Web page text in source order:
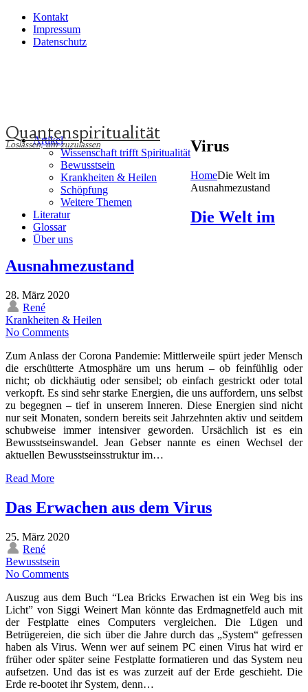
Kontakt
Impressum
Datenschutz
Quantenspiritualität
Artikel
Wissenschaft trifft Spiritualität
Bewusstsein
Krankheiten & Heilen
Schöpfung
Weitere Themen
Literatur
Glossar
Über uns
Virus
HomeDie Welt im
Ausnahmezustand
Die Welt im
Ausnahmezustand
28. März 2020
René
Krankheiten & Heilen
No Comments
Zum Anlass der Corona Pandemie: Mittlerweile spürt jeder Mensch
die erschütterte Atmosphäre um uns herum – ob feinfühlig oder
nicht; ob dickhäutig oder sensibel; ob einfach gestrickt oder total
verkopft. Es sind sehr starke Energien, die uns auffordern, uns selbst
zu begegnen – tief in unserem Inneren. Diese Energien sind nicht
nur seit Monaten, sondern bereits seit Jahrzehnten aktiv und seitdem
schubweise immer intensiver geworden. Ursächlich ist es ein
Bewusstseinswandel. Jean Gebser nannte es einen Wechsel der
aktuellen Bewusstseinsstruktur im…
Read More
Das Erwachen aus dem Virus
25. März 2020
René
Bewusstsein
No Comments
Auszug aus dem Buch “Lea Bricks Erwachen ist ein Weg bis ins
Licht” von Siggi Weinert Man könnte das Erdmagnetfeld auch mit
der Festplatte eines Computers vergleichen. Die Lügen und
Betrügereien, die sich über die Jahre durch das „System“ gefressen
haben als Virus. Wenn wer auf seinem PC einen Virus hat wird er
früher oder später seine Festplatte formatieren und das System neu
aufsetzen. Und das ist es was zurzeit auf der Erde geschieht. Die
Erde re-bootet ihr System, denn…